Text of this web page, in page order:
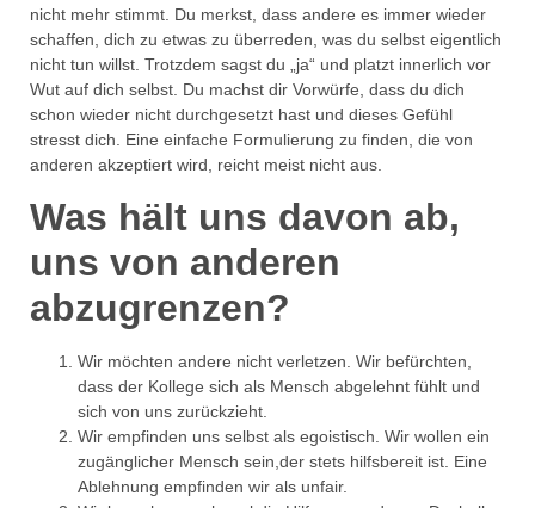
nicht mehr stimmt. Du merkst, dass andere es immer wieder
schaffen, dich zu etwas zu überreden, was du selbst eigentlich
nicht tun willst. Trotzdem sagst du „ja“ und platzt innerlich vor
Wut auf dich selbst. Du machst dir Vorwürfe, dass du dich
schon wieder nicht durchgesetzt hast und dieses Gefühl
stresst dich. Eine einfache Formulierung zu finden, die von
anderen akzeptiert wird, reicht meist nicht aus.
Was hält uns davon ab,
uns von anderen
abzugrenzen?
Wir möchten andere nicht verletzen. Wir befürchten,
dass der Kollege sich als Mensch abgelehnt fühlt und
sich von uns zurückzieht.
Wir empfinden uns selbst als egoistisch. Wir wollen ein
zugänglicher Mensch sein,der stets hilfsbereit ist. Eine
Ablehnung empfinden wir als unfair.